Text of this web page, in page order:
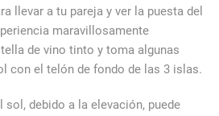
llevar a tu pareja y ver la puesta del
maravillosamente
de vino tinto y toma algunas
con el telón de fondo de las 3 islas.
sol, debido a la elevación, puede